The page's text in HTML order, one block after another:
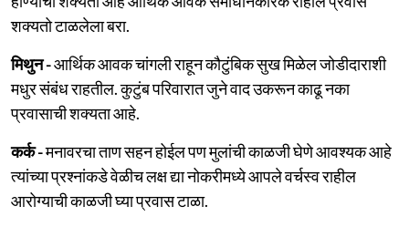
शक्यतो टाळलेला बरा.
मिथुन -आर्थिक आवक चांगली राहून कौटुंबिक सुख मिळेल जोडीदाराशी
मधुर संबंध राहतील. कुटुंब परिवारात जुने वाद उकरून काढू नका
प्रवासाची शक्यता आहे.
कर्क -मनावरचा ताण सहन होईल पण मुलांची काळजी घेणे आवश्यक आहे
त्यांच्या प्रश्नांकडे वेळीच लक्ष द्या नोकरीमध्ये आपले वर्चस्व राहील
आरोग्याची काळजी घ्या प्रवास टाळा.